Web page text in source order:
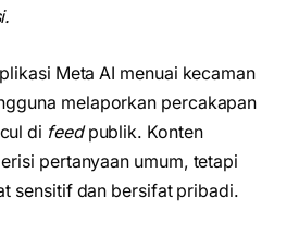
Meta AI menuai kecaman
melaporkan percakapan
di feedpublik. Konten
pertanyaan umum, tetapi
sensitif dan bersifat pribadi.